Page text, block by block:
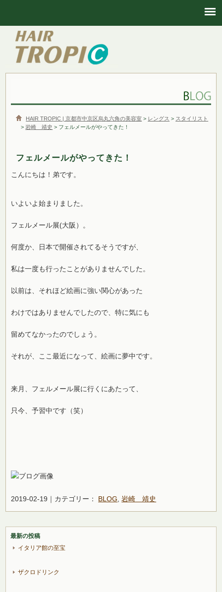
HAIR TROPIC | 京都市中京区烏丸六角の美容室 > レングス > スタイリスト
>岩崎 靖史 > フェルメールがやってきた！
フェルメールがやってきた！
こんにちは！弟です。
いよいよ始まりました。
フェルメール展(大阪）。
何度か、日本で開催されてるそうですが、
私は一度も行ったことがありませんでした。
以前は、それほど絵画に強い関心があった
わけではありませんでしたので、特に気にも
留めてなかったのでしょう。
それが、ここ最近になって、絵画に夢中です。
来月、フェルメール展に行くにあたって、
只今、予習中です（笑）
2019-02-19｜カテゴリー： BLOG ,岩崎 靖史
最新の投稿
イタリア館の至宝
ザクロドリンク